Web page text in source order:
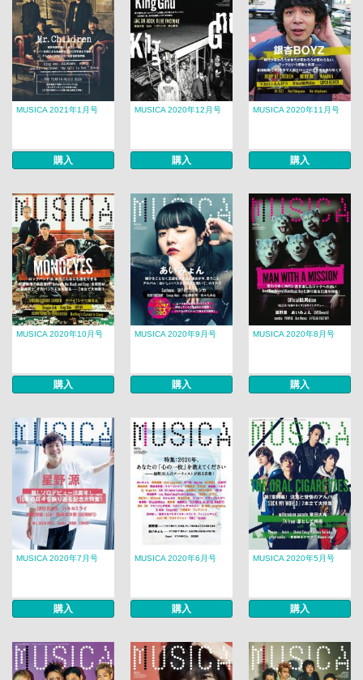
MUSICA 2021年1月号
購入
MUSICA 2020年12月号
購入
MUSICA 2020年11月号
購入
MUSICA 2020年10月号
購入
MUSICA 2020年9月号
購入
MUSICA 2020年8月号
購入
MUSICA 2020年7月号
購入
MUSICA 2020年6月号
購入
MUSICA 2020年5月号
購入